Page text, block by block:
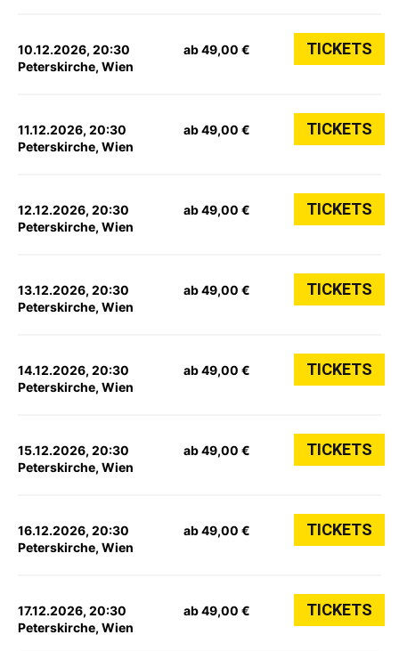
10.12.2026, 20:30
Peterskirche, Wien
ab 49,00 € TICKETS
11.12.2026, 20:30
Peterskirche, Wien
ab 49,00 € TICKETS
12.12.2026, 20:30
Peterskirche, Wien
ab 49,00 € TICKETS
13.12.2026, 20:30
Peterskirche, Wien
ab 49,00 € TICKETS
14.12.2026, 20:30
Peterskirche, Wien
ab 49,00 € TICKETS
15.12.2026, 20:30
Peterskirche, Wien
ab 49,00 € TICKETS
16.12.2026, 20:30
Peterskirche, Wien
ab 49,00 € TICKETS
17.12.2026, 20:30
Peterskirche, Wien
ab 49,00 € TICKETS